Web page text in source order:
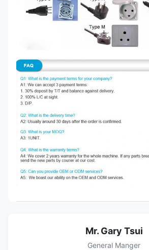
Mr. Gary Tsui
General Manger